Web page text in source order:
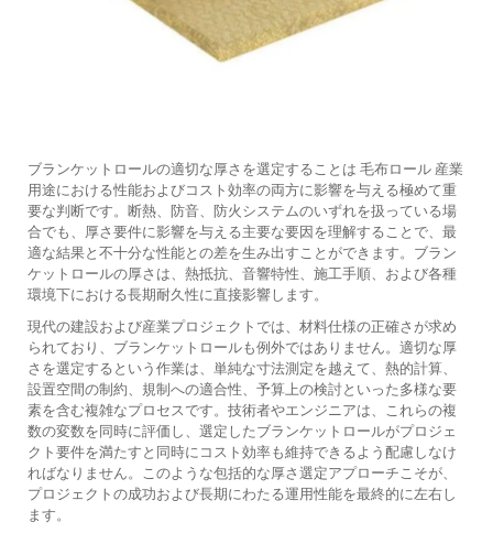
ブランケットロールの適切な厚さを選定することは 毛布ロール 産業
用途における性能およびコスト効率の両方に影響を与える極めて重
要な判断です。断熱、防音、防火システムのいずれを扱っている場
合でも、厚さ要件に影響を与える主要な要因を理解することで、最
適な結果と不十分な性能との差を生み出すことができます。ブラン
ケットロールの厚さは、熱抵抗、音響特性、施工手順、および各種
環境下における長期耐久性に直接影響します。
現代の建設および産業プロジェクトでは、材料仕様の正確さが求め
られており、ブランケットロールも例外ではありません。適切な厚
さを選定するという作業は、単純な寸法測定を越えて、熱的計算、
設置空間の制約、規制への適合性、予算上の検討といった多様な要
素を含む複雑なプロセスです。技術者やエンジニアは、これらの複
数の変数を同時に評価し、選定したブランケットロールがプロジェ
クト要件を満たすと同時にコスト効率も維持できるよう配慮しなけ
ればなりません。このような包括的な厚さ選定アプローチこそが、
プロジェクトの成功および長期にわたる運用性能を最終的に左右し
ます。